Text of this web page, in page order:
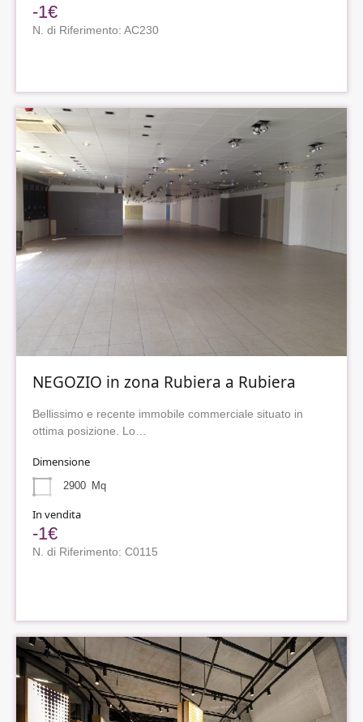
-1€
N. di Riferimento: AC230
NEGOZIO in zona Rubiera a Rubiera
Bellissimo e recente immobile commerciale situato in
ottima posizione. Lo…
Dimensione
2900 Mq
In vendita
-1€
N. di Riferimento: C0115